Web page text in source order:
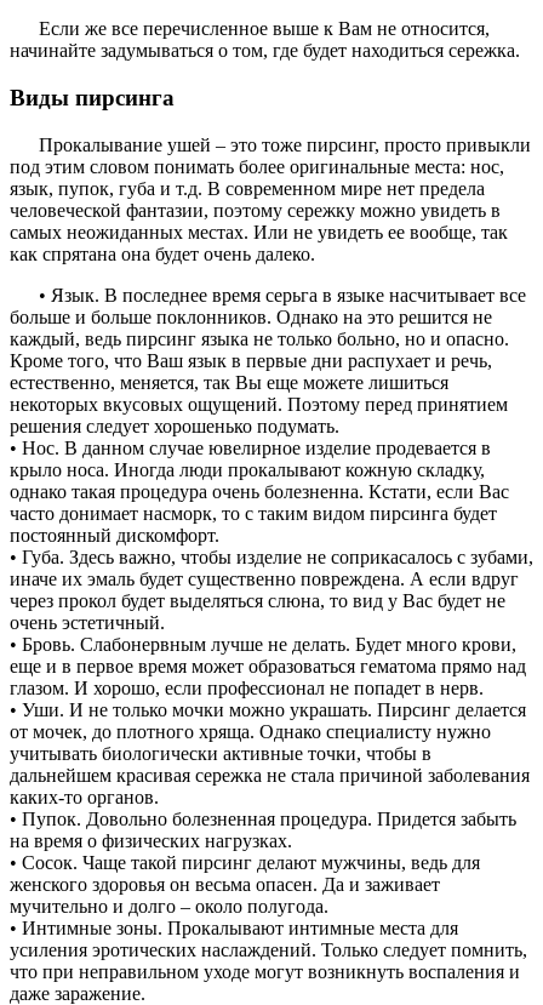
Если же все перечисленное выше к Вам не относится,
начинайте задумываться о том, где будет находиться сережка.
Виды пирсинга
Прокалывание ушей – это тоже пирсинг, просто привыкли
под этим словом понимать более оригинальные места: нос,
язык, пупок, губа и т.д. В современном мире нет предела
человеческой фантазии, поэтому сережку можно увидеть в
самых неожиданных местах. Или не увидеть ее вообще, так
как спрятана она будет очень далеко.
• Язык. В последнее время серьга в языке насчитывает все
больше и больше поклонников. Однако на это решится не
каждый, ведь пирсинг языка не только больно, но и опасно.
Кроме того, что Ваш язык в первые дни распухает и речь,
естественно, меняется, так Вы еще можете лишиться
некоторых вкусовых ощущений. Поэтому перед принятием
решения следует хорошенько подумать.
• Нос. В данном случае ювелирное изделие продевается в
крыло носа. Иногда люди прокалывают кожную складку,
однако такая процедура очень болезненна. Кстати, если Вас
часто донимает насморк, то с таким видом пирсинга будет
постоянный дискомфорт.
• Губа. Здесь важно, чтобы изделие не соприкасалось с зубами,
иначе их эмаль будет существенно повреждена. А если вдруг
через прокол будет выделяться слюна, то вид у Вас будет не
очень эстетичный.
• Бровь. Слабонервным лучше не делать. Будет много крови,
еще и в первое время может образоваться гематома прямо над
глазом. И хорошо, если профессионал не попадет в нерв.
• Уши. И не только мочки можно украшать. Пирсинг делается
от мочек, до плотного хряща. Однако специалисту нужно
учитывать биологически активные точки, чтобы в
дальнейшем красивая сережка не стала причиной заболевания
каких-то органов.
• Пупок. Довольно болезненная процедура. Придется забыть
на время о физических нагрузках.
• Сосок. Чаще такой пирсинг делают мужчины, ведь для
женского здоровья он весьма опасен. Да и заживает
мучительно и долго – около полугода.
• Интимные зоны. Прокалывают интимные места для
усиления эротических наслаждений. Только следует помнить,
что при неправильном уходе могут возникнуть воспаления и
даже заражение.